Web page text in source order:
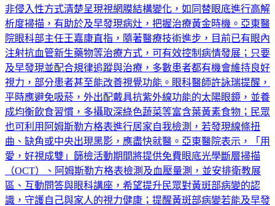
層掃描（OCT）是目前診斷黃斑部病變的重要工具，可透過
非侵入性方式清楚呈現視網膜結構變化，如同替眼底進行高解
析度掃描，有助於及早發現病灶，把握治療黃金時機。亞東醫
院眼科部主任王嘉康直指，隨著醫療技術進步，目前已有眼內
注射抗血管新生藥物等治療方式，可有效控制病情發展；只要
及早發現並配合規律追蹤與治療，多數患者都有機會維持良好
視力，部分患者甚至能改善視覺功能。眼科醫師許詠瑞提醒，
平時應避免吸菸，外出配戴具抗紫外線功能的太陽眼鏡，並養
成均衡飲食習慣，多攝取深綠色蔬菜等富含葉黃素食物；民眾
也可利用阿姆斯勒方格表進行居家自我檢測，若發現線條扭
曲、缺角或中央出現黑影，應盡快就醫。亞東醫院表示，「用
愛，好視成雙」篩檢活動期間將提供免費眼底光學斷層掃描
（OCT）、阿姆斯勒方格表檢測及血壓量測，並安排衛教展
區、互動問答與眼科講座，希望提升民眾對黃斑部病變的認